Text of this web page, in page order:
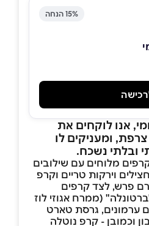
15% הנחה
אנו לוקחים את
ומעניקים לו
ובלתי נשכח.
מלוחים עם שילובים
וירקות טריים וקרפ
פרש, לצד קרפים
(ממרח אגוזי לוז
ערמונים, גרסת טארט
וכמובן - קרפ נוטלה